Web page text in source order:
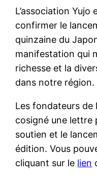
L’association
confirmer le
quinzaine du
manifestation qui
richesse et la
dans notre région.
Les fondateurs
cosigné une lettre
soutien et le
édition. Vous
cliquant sur le lien